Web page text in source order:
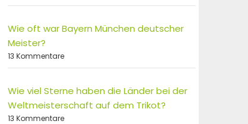
Wie oft war Bayern München deutscher
Meister?
13 Kommentare
Wie viel Sterne haben die Länder bei der
Weltmeisterschaft auf dem Trikot?
13 Kommentare